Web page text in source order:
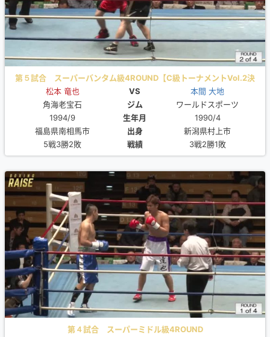
第５試合 スーパーバンタム級4ROUND【C級トーナメントVol.2決
勝】
松本 竜也 VS
本間 大地
角海老宝石
ジム
ワールドスポーツ
1994/9
生年月
1990/4
福島県南相馬市
出身
新潟県村上市
5戦3勝2敗
戦績 3戦2勝1敗
第４試合 スーパーミドル級4ROUND